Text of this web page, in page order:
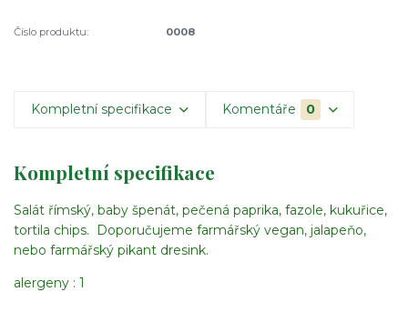
Číslo produktu: 0008
Kompletní specifikace Komentáře 0
Kompletní specifikace
Salát římský, baby špenát, pečená paprika, fazole, kukuřice,
tortila chips. Doporučujeme farmářský vegan, jalapeňo,
nebo farmářský pikant dresink.
alergeny : 1